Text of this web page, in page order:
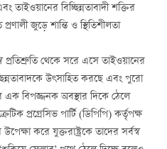
তাইওয়ানের বিচ্ছিন্নতাবাদী শক্তির
জুড়ে শান্তি ও স্থিতিশীলতা
প্রতিশ্রুতি থেকে সরে এসে তাইওয়ানের
উৎসাহিত করছে এবং পুরো
বিপজ্জনক অবস্থার দিকে ঠেলে
প্রগ্রেসিভ পার্টি (ডিপিপি) কর্তৃপক্ষ
করে যুক্তরাষ্ট্রকে তাদের সর্বস্ব